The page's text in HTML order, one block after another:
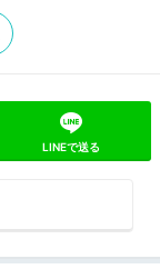
LINEで送る